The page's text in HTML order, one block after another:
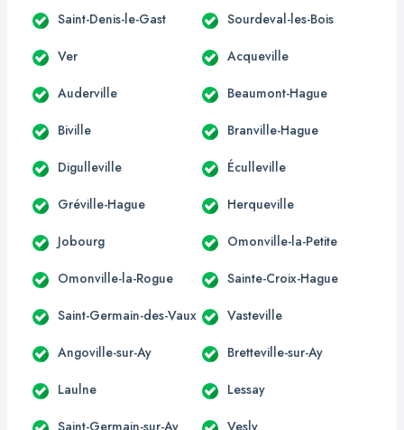
Saint-Denis-le-Gast Sourdeval-les-Bois
Ver Acqueville
Auderville Beaumont-Hague
Biville Branville-Hague
Digulleville Éculleville
Gréville-Hague Herqueville
Jobourg Omonville-la-Petite
Omonville-la-Rogue Sainte-Croix-Hague
Saint-Germain-des-Vaux Vasteville
Angoville-sur-Ay Bretteville-sur-Ay
Laulne Lessay
Saint-Germain-sur-Ay Vesly